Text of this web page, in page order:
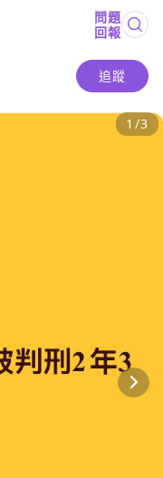
問題
回報
1 /3
追蹤